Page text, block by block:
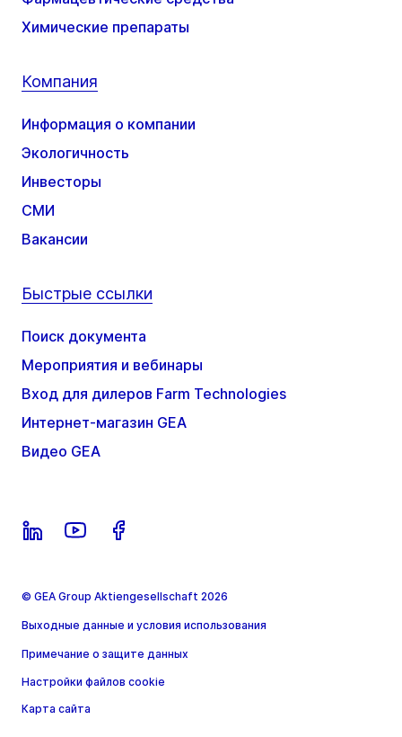
Химические препараты
Компания
Информация о компании
Экологичность
Инвесторы
СМИ
Вакансии
Быстрые ссылки
Поиск документа
Мероприятия и вебинары
Вход для дилеров Farm Technologies
Интернет-магазин GEA
Видео GEA
© GEA Group Aktiengesellschaft 2026
Выходные данные и условия использования
Примечание о защите данных
Настройки файлов cookie
Карта сайта